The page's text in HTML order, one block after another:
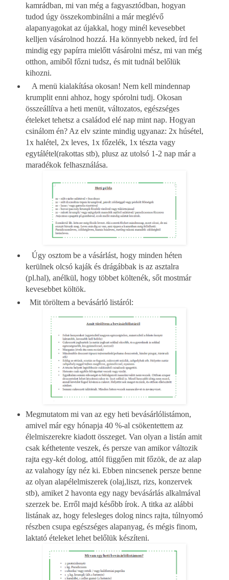
kamrádban, mi van még a fagyasztódban, hogyan
tudod úgy összekombinálni a már meglévő
alapanyagokat az újakkal, hogy minél kevesebbet
kelljen vásárolnod hozzá. Ha könnyebb neked, írd fel
mindig egy papírra mielőtt vásárolni mész, mi van még
otthon, amiből főzni tudsz, és mit tudnál belőlük
kihozni.
A menü kialakítása okosan! Nem kell mindennap
krumplit enni ahhoz, hogy spórolni tudj. Okosan
összeállítva a heti menüt, változatos, egészséges
ételeket tehetsz a családod elé nap mint nap. Hogyan
csinálom én? Az elv szinte mindig ugyanaz: 2x húsétel,
1x halétel, 2x leves, 1x főzelék, 1x tészta vagy
egytálétel(rakottas stb), plusz az utolsó 1-2 nap már a
maradékok felhasználása.
Úgy osztom be a vásárlást, hogy minden héten
kerülnek olcsó kaják és drágábbak is az asztalra
(pl.hal), anélkül, hogy többet költenék, sőt mostmár
kevesebbet költök.
Mit töröltem a bevásárló listáról:
Megmutatom mi van az egy heti bevásárlólistámon,
amivel már egy hónapja 40 %-al csökentettem az
élelmiszerekre kiadott összeget. Van olyan a listán amit
csak kéthetente veszek, és persze van amikor változik
rajta egy-két dolog, attól függően mit főzök, de az alap
az valahogy így néz ki. Ebben nincsenek persze benne
az olyan alapélelmiszerek (olaj,liszt, rizs, konzervek
stb), amiket 2 havonta egy nagy bevásárlás alkalmával
szerzek be. Erről majd később írok. A titka az alábbi
listának az, hogy felesleges dolog nincs rajta, túlnyomó
részben csupa egészséges alapanyag, és mégis finom,
laktató ételeket lehet belőlük készíteni.